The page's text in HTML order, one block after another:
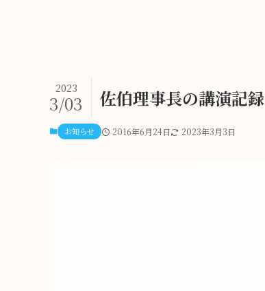
佐伯理事長の講演記録
2023
3/03
お知らせ 2016年6月24日 2023年3月3日